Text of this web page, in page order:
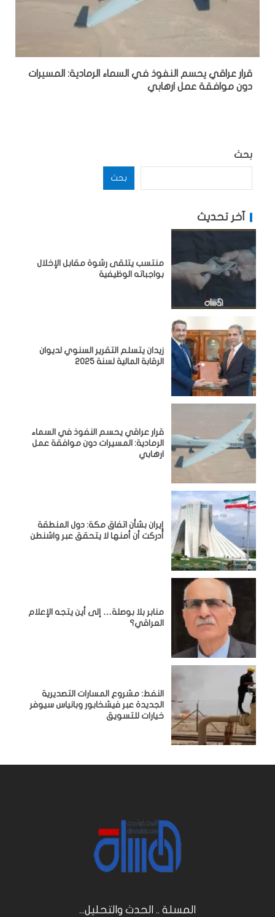
قرار عراقي يحسم النفوذ في السماء الرمادية: المسيرات
دون موافقة عمل ارهابي
بحث
بحث
آخر تحديث
منتسب يتلقى رشوة مقابل الإخلال
بواجباته الوظيفية
زيدان يتسلم التقرير السنوي لديوان
الرقابة المالية لسنة 2025
قرار عراقي يحسم النفوذ في السماء
الرمادية: المسيرات دون موافقة عمل
ارهابي
إيران بشأن اتفاق مكة: دول المنطقة
أدركت أن أمنها لا يتحقق عبر واشنطن
منابر بلا بوصلة… إلى أين يتجه الإعلام
العراقي؟
النفط: مشروع المسارات التصديرية
الجديدة عبر فيشخابور وبانياس سيوفر
خيارات للتسويق
المسلة .. الحدث والتحليل...